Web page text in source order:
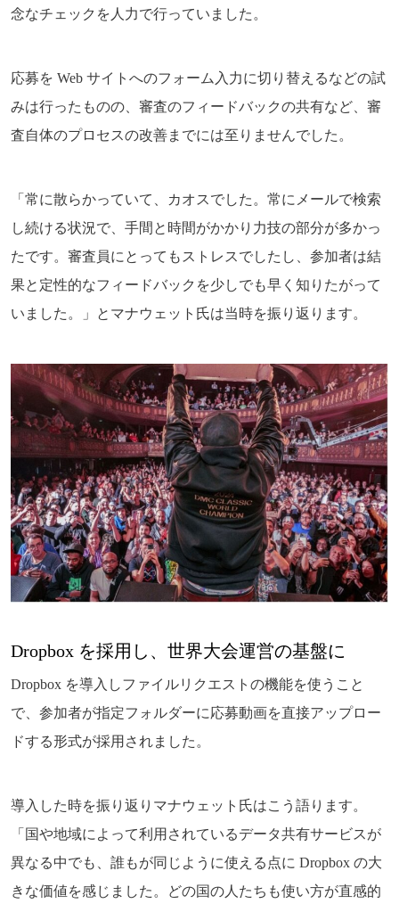
念なチェックを人力で行っていました。
応募を Web サイトへのフォーム入力に切り替えるなどの試
みは行ったものの、審査のフィードバックの共有など、審
査自体のプロセスの改善までには至りませんでした。
「常に散らかっていて、カオスでした。常にメールで検索
し続ける状況で、手間と時間がかかり力技の部分が多かっ
たです。審査員にとってもストレスでしたし、参加者は結
果と定性的なフィードバックを少しでも早く知りたがって
いました。」とマナウェット氏は当時を振り返ります。
Dropbox を採用し、世界大会運営の基盤に
Dropbox を導入しファイルリクエストの機能を使うこと
で、参加者が指定フォルダーに応募動画を直接アップロー
ドする形式が採用されました。
導入した時を振り返りマナウェット氏はこう語ります。
「国や地域によって利用されているデータ共有サービスが
異なる中でも、誰もが同じように使える点に Dropbox の大
きな価値を感じました。どの国の人たちも使い方が直感的